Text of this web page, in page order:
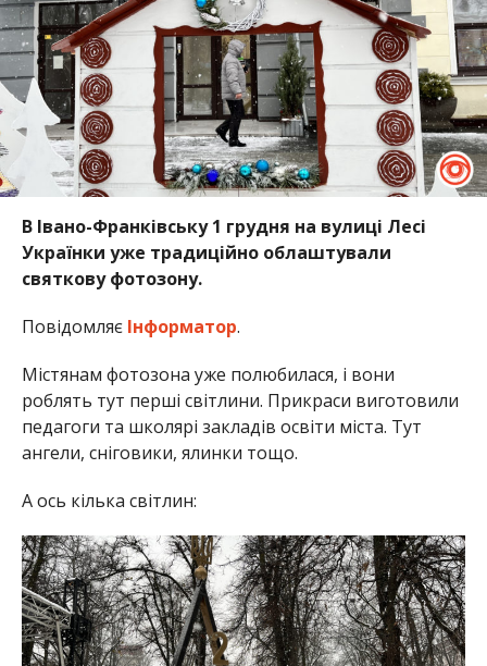
В Івано-Франківську 1 грудня на вулиці Лесі
Українки уже традиційно облаштували
святкову фотозону.
Повідомляє Інформатор.
Містянам фотозона уже полюбилася, і вони
роблять тут перші світлини. Прикраси виготовили
педагоги та школярі закладів освіти міста. Тут
ангели, сніговики, ялинки тощо.
А ось кілька світлин: